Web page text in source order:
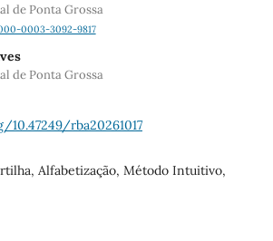
de Ponta Grossa
0003-3092-9817
de Ponta Grossa
rba20261017
Alfabetização, Método Intuitivo,